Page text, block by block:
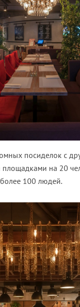
посиделок с
площадками на 20
100 людей.